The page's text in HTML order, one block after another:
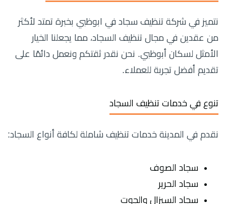
نتميز في شركة تنظيف سجاد في ابوظبي بخبرة تمتد لأكثر
من عقدين في مجال تنظيف السجاد، مما يجعلنا الخيار
الأمثل لسكان أبوظبي. نحن نقدر ثقتكم ونعمل دائمًا على
تقديم أفضل تجربة للعملاء.
تنوع في خدمات تنظيف السجاد
نقدم في المدينة خدمات تنظيف شاملة لكافة أنواع السجاد:
سجاد الصوف
سجاد الحرير
سجاد السيزال والجوت